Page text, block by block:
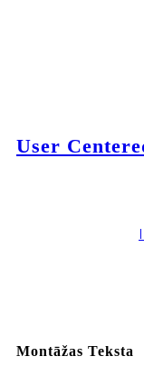
User
Montāžas Teksta